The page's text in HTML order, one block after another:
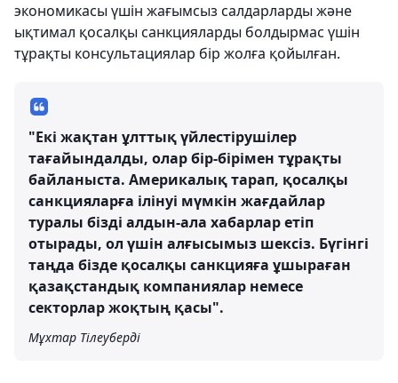
экономикасы үшін жағымсыз салдарларды және
ықтимал қосалқы санкцияларды болдырмас үшін
тұрақты консультациялар бір жолға қойылған.
"Екі жақтан ұлттық үйлестірушілер
тағайындалды, олар бір-бірімен тұрақты
байланыста. Америкалық тарап, қосалқы
санкцияларға ілінуі мүмкін жағдайлар
туралы бізді алдын-ала хабарлар етіп
отырады, ол үшін алғысымыз шексіз. Бүгінгі
таңда бізде қосалқы санкцияға ұшыраған
қазақстандық компаниялар немесе
секторлар жоқтың қасы".
Мұхтар Тілеуберді